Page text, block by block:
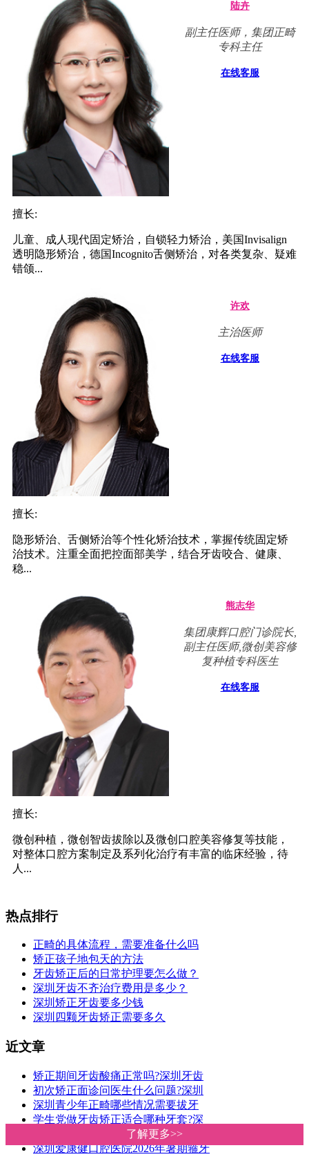
了解更多>>
了解更多>>
陆卉
副主任医师，集团正畸
专科主任
在线客服
擅长:
儿童、成人现代固定矫治，自锁轻力矫治，美国Invisalign
透明隐形矫治，德国Incognito舌侧矫治，对各类复杂、疑难
错颌...
许欢
主治医师
在线客服
擅长:
隐形矫治、舌侧矫治等个性化矫治技术，掌握传统固定矫
治技术。注重全面把控面部美学，结合牙齿咬合、健康、
稳...
熊志华
集团康辉口腔门诊院长,
副主任医师,微创美容修
复种植专科医生
在线客服
擅长:
微创种植，微创智齿拔除以及微创口腔美容修复等技能，
对整体口腔方案制定及系列化治疗有丰富的临床经验，待
人...
热点排行
正畸的具体流程，需要准备什么吗
矫正孩子地包天的方法
牙齿矫正后的日常护理要怎么做？
深圳牙齿不齐治疗费用是多少？
深圳矫正牙齿要多少钱
深圳四颗牙齿矫正需要多久
近文章
矫正期间牙齿酸痛正常吗?深圳牙齿
初次矫正面诊问医生什么问题?深圳
深圳青少年正畸哪些情况需要拔牙
学生党做牙齿矫正适合哪种牙套?深
深圳箍牙价钱几多?爱康健收费比香
深圳爱康健口腔医院2026年暑期箍牙